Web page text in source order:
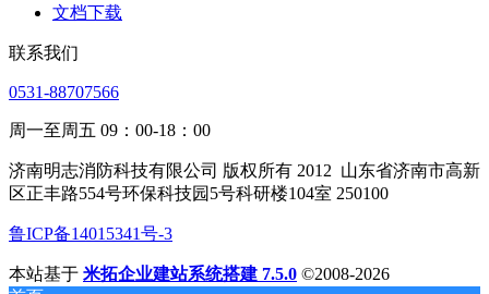
文档下载
联系我们
0531-88707566
周一至周五 09：00-18：00
济南明志消防科技有限公司 版权所有 2012 山东省济南市高新
区正丰路554号环保科技园5号科研楼104室 250100
鲁ICP备14015341号-3
本站基于 米拓企业建站系统搭建 7.5.0 ©2008-2026